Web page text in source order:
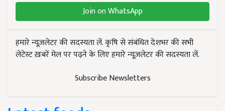
Join on WhatsApp
हमारे न्यूज़लेटर की सदस्यता लें. कृषि से संबंधित देशभर की सभी
लेटेस्ट ख़बरें मेल पर पढ़ने के लिए हमारे न्यूज़लेटर की सदस्यता लें.
Subscribe Newsletters